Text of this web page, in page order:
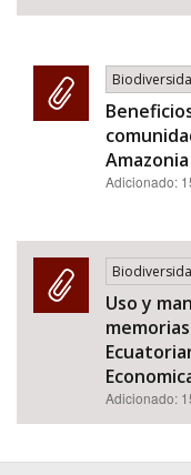
Área de Levantamento
Área Protegida
Adicionado:
Uso y
Adicionado: